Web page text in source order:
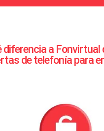
diferencia a Fonvirtual
de telefonía para